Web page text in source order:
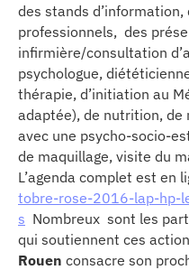
des stands
professionnels, des
infirmière/consultation
psychologue,
thérapie, d’initiation au
adaptée), de nutrition, de
avec une psycho-socio-
de maquillage, visite du
L’agenda complet est en
tobre-rose-2016-lap-hp-
s Nombreux sont les
qui soutiennent ces
Rouen consacre son